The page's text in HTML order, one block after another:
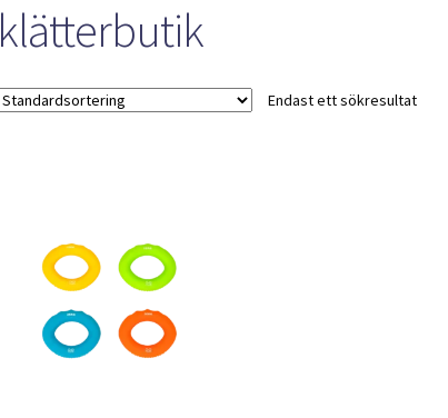
klätterbutik
Endast ett sökresultat